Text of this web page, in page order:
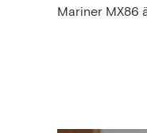
Mariner MX86